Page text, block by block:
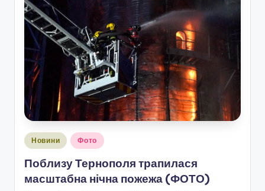
Опубліковано
Новини Фото
Поблизу Тернополя трапилася
масштабна нічна пожежа (ФОТО)